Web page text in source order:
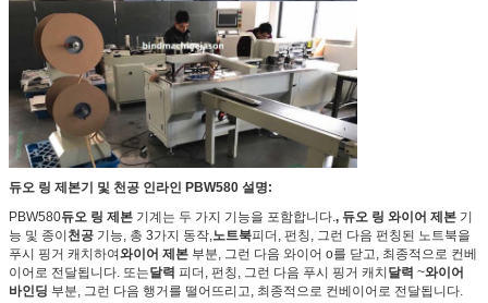
듀오 링 제본기 및 천공 인라인 PBW580 설명:
PBW580듀오 링 제본 기계는 두 가지 기능을 포함합니다., 듀오 링 와이어 제본 기
능 및 종이 천공 기능, 총 3가지 동작,노트북피더, 펀칭, 그런 다음 펀칭된 노트북을
푸시 핑거 캐치하여와이어 제본 부분, 그런 다음 와이어 o를 닫고, 최종적으로 컨베
이어로 전달됩니다. 또는달력 피더, 펀칭, 그런 다음 푸시 핑거 캐치 달력 ~와이어
바인딩 부분, 그런 다음 행거를 떨어뜨리고, 최종적으로 컨베이어로 전달됩니다.